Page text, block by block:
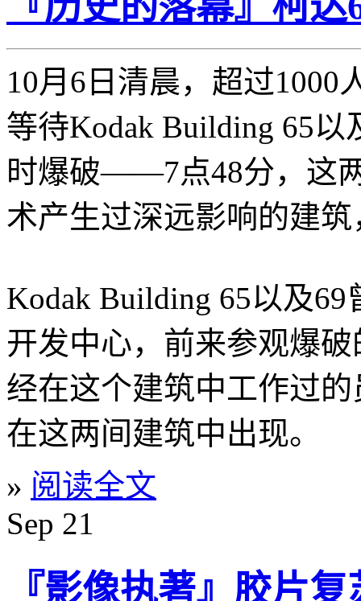
10月6日清晨，超过1000
等待Kodak Building 65以
时爆破——7点48分，这
术产生过深远影响的建
Kodak Building 65以及
开发中心，前来参观爆
经在这个建筑中工作过
在这两间建筑中出现。
» 阅读全文
Sep 21
『影像执著』胶片